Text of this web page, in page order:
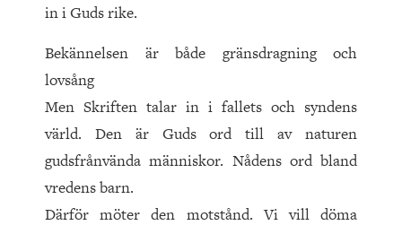
in i Guds rike.
Bekännelsen är både gränsdragning och
lovsång
Men Skriften talar in i fallets och syndens
värld. Den är Guds ord till av naturen
gudsfrånvända människor. Nådens ord bland
vredens barn.
Därför möter den motstånd. Vi vill döma